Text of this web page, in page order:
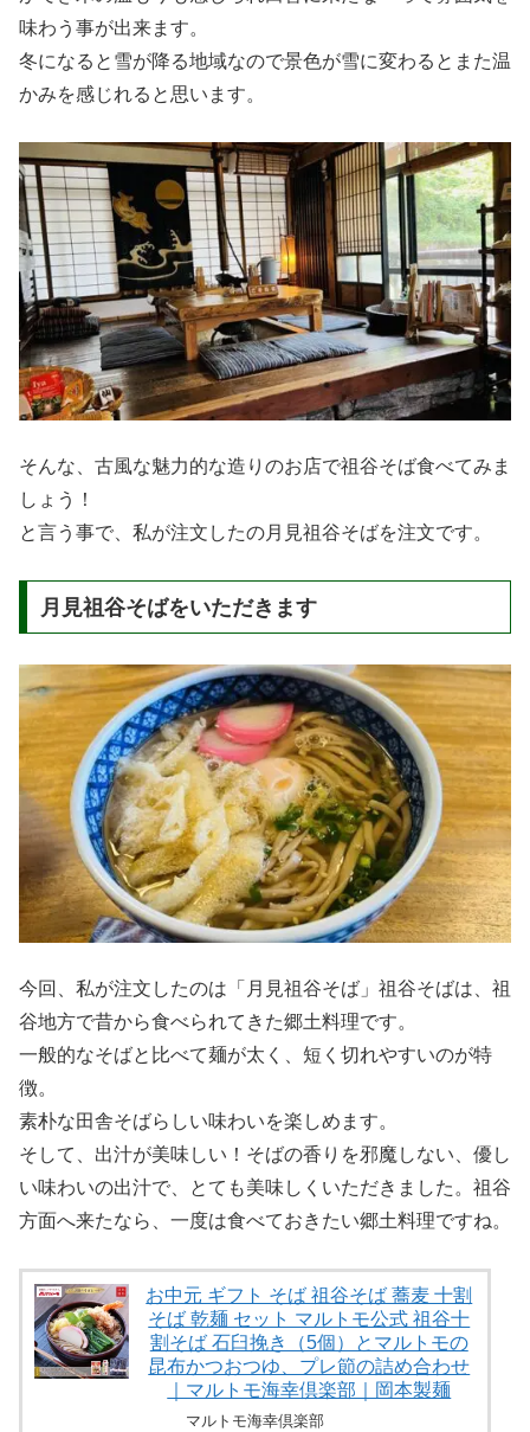
味わう事が出来ます。
冬になると雪が降る地域なので景色が雪に変わるとまた温
かみを感じれると思います。
そんな、古風な魅力的な造りのお店で祖谷そば食べてみま
しょう！
と言う事で、私が注文したの月見祖谷そばを注文です。
月見祖谷そばをいただきます
今回、私が注文したのは「月見祖谷そば」祖谷そばは、祖
谷地方で昔から食べられてきた郷土料理です。
一般的なそばと比べて麺が太く、短く切れやすいのが特
徴。
素朴な田舎そばらしい味わいを楽しめます。
そして、出汁が美味しい！そばの香りを邪魔しない、優し
い味わいの出汁で、とても美味しくいただきました。祖谷
方面へ来たなら、一度は食べておきたい郷土料理ですね。
お中元 ギフト そば 祖谷そば 蕎麦 十割
そば 乾麺 セット マルトモ公式 祖谷十
割そば 石臼挽き（5個）とマルトモの
昆布かつおつゆ、プレ節の詰め合わせ
｜マルトモ海幸倶楽部｜岡本製麺
マルトモ海幸倶楽部